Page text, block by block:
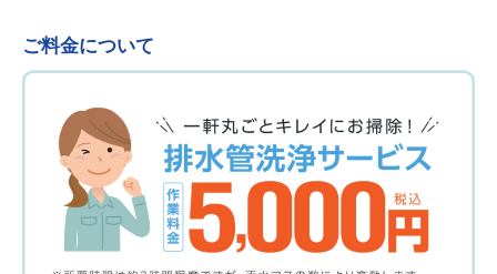
ご料金について